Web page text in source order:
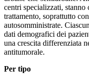
centri specializzati, stanno
trattamento, soprattutto
autosomministrate.
dati demografici dei
una crescita differenziata
antitumorale.
Per tipo